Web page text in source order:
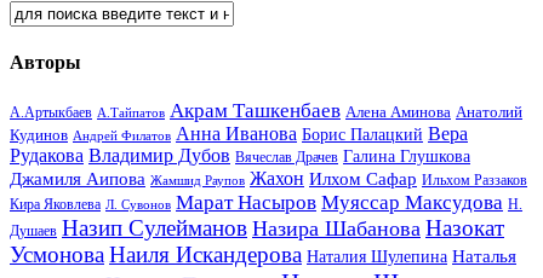
Авторы
А.Артыкбаев А.Тайпатов Акрам Ташкенбаев Алена Аминова Анатолий
Кудинов Андрей Филатов Анна Иванова Борис Палацкий Вера
Рудакова Владимир Дубов Вячеслав Драчев Галина Глушкова
Джамиля Аипова Жамшид Раупов Жахон Илхом Сафар Ильхом Раззаков
Кира Яковлева Л. Сувонов Марат Насыров Муяссар Максудова Н.
Душаев Назип Сулейманов Назира Шабанова Назокат
УсмоноваНаиля Искандерова Наталия Шулепина Наталья